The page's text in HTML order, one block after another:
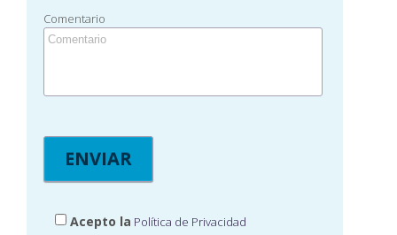
Comentario
Acepto la Política de Privacidad